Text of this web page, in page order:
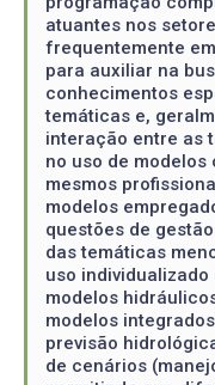
atuantes nos
frequentemente
para auxiliar na
conhecimentos
temáticas e,
interação entre as
no uso de
mesmos
modelos
questões de
das temáticas
uso
modelos
modelos
previsão
de cenários